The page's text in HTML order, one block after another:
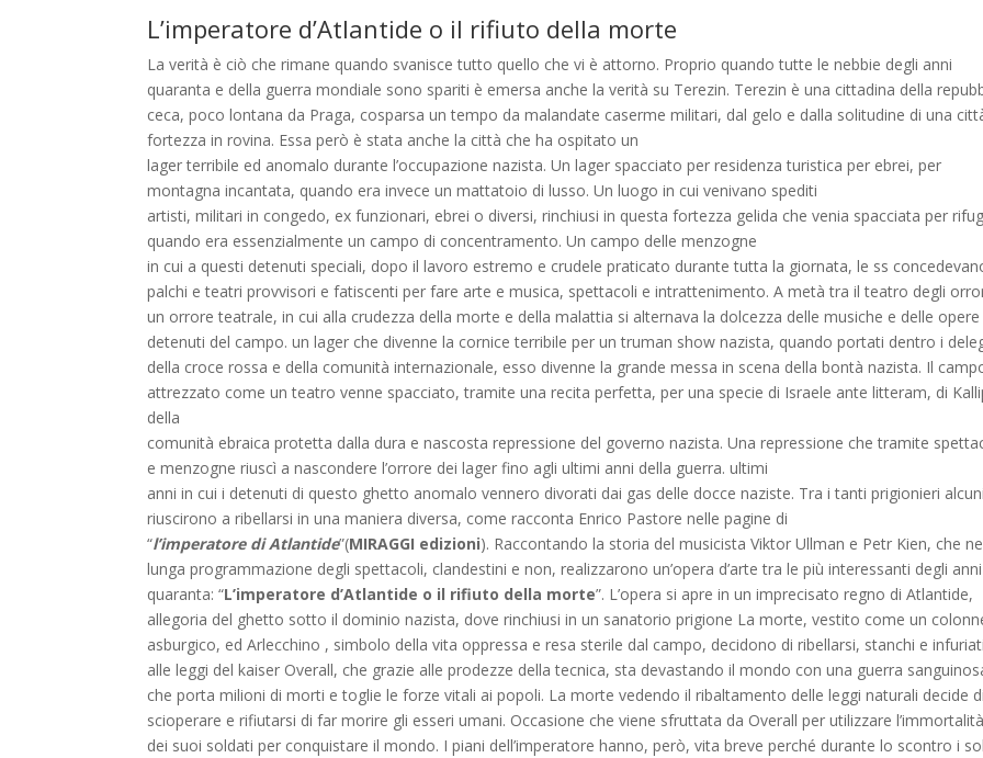
L’imperatore d’Atlantide o il rifiuto della morte
La verità è ciò che rimane quando svanisce tutto quello che vi è attorno. Proprio quando tutte le nebbie degli anni
quaranta e della guerra mondiale sono spariti è emersa anche la verità su Terezin. Terezin è una cittadina della
ceca, poco lontana da Praga, cosparsa un tempo da malandate caserme militari, dal gelo e dalla solitudine di una
fortezza in rovina. Essa però è stata anche la città che ha ospitato un
lager terribile ed anomalo durante l’occupazione nazista. Un lager spacciato per residenza turistica per ebrei, per
montagna incantata, quando era invece un mattatoio di lusso. Un luogo in cui venivano spediti
artisti, militari in congedo, ex funzionari, ebrei o diversi, rinchiusi in questa fortezza gelida che venia spacciata per
quando era essenzialmente un campo di concentramento. Un campo delle menzogne
in cui a questi detenuti speciali, dopo il lavoro estremo e crudele praticato durante tutta la giornata, le ss
palchi e teatri provvisori e fatiscenti per fare arte e musica, spettacoli e intrattenimento. A metà tra il teatro degli
un orrore teatrale, in cui alla crudezza della morte e della malattia si alternava la dolcezza delle musiche e delle opere
detenuti del campo. un lager che divenne la cornice terribile per un truman show nazista, quando portati dentro i
della croce rossa e della comunità internazionale, esso divenne la grande messa in scena della bontà nazista. Il
attrezzato come un teatro venne spacciato, tramite una recita perfetta, per una specie di Israele ante litteram, di
della
comunità ebraica protetta dalla dura e nascosta repressione del governo nazista. Una repressione che tramite
e menzogne riuscì a nascondere l’orrore dei lager fino agli ultimi anni della guerra. ultimi
anni in cui i detenuti di questo ghetto anomalo vennero divorati dai gas delle docce naziste. Tra i tanti prigionieri alcuni
riuscirono a ribellarsi in una maniera diversa, come racconta Enrico Pastore nelle pagine di
“l’imperatore di Atlantide”(MIRAGGI edizioni). Raccontando la storia del musicista Viktor Ullman e Petr Kien, che
lunga programmazione degli spettacoli, clandestini e non, realizzarono un’opera d’arte tra le più interessanti degli anni
quaranta: “L’imperatore d’Atlantide o il rifiuto della morte”. L’opera si apre in un imprecisato regno di Atlantide,
allegoria del ghetto sotto il dominio nazista, dove rinchiusi in un sanatorio prigione La morte, vestito come un
asburgico, ed Arlecchino , simbolo della vita oppressa e resa sterile dal campo, decidono di ribellarsi, stanchi e
alle leggi del kaiser Overall, che grazie alle prodezze della tecnica, sta devastando il mondo con una guerra
che porta milioni di morti e toglie le forze vitali ai popoli. La morte vedendo il ribaltamento delle leggi naturali decide di
scioperare e rifiutarsi di far morire gli esseri umani. Occasione che viene sfruttata da Overall per utilizzare l’immortalità
dei suoi soldati per conquistare il mondo. I piani dell’imperatore hanno, però, vita breve perché durante lo scontro i